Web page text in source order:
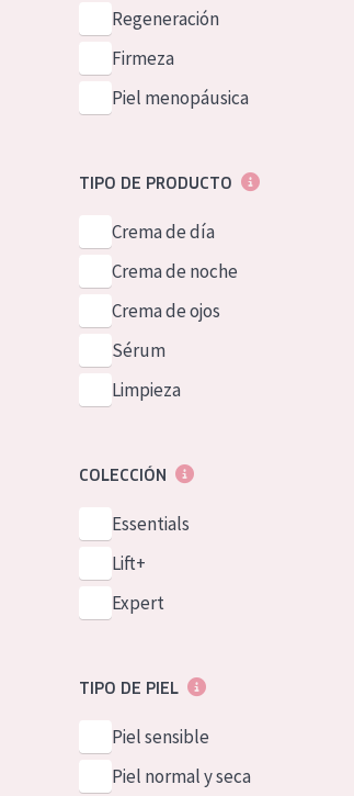
German
Spanish
Greek
Regeneración
Firmeza
Piel menopáusica
TIPO DE PRODUCTO
Crema de día
Crema de noche
Crema de ojos
Sérum
Limpieza
COLECCIÓN
Essentials
Lift+
Expert
TIPO DE PIEL
Piel sensible
Piel normal y seca